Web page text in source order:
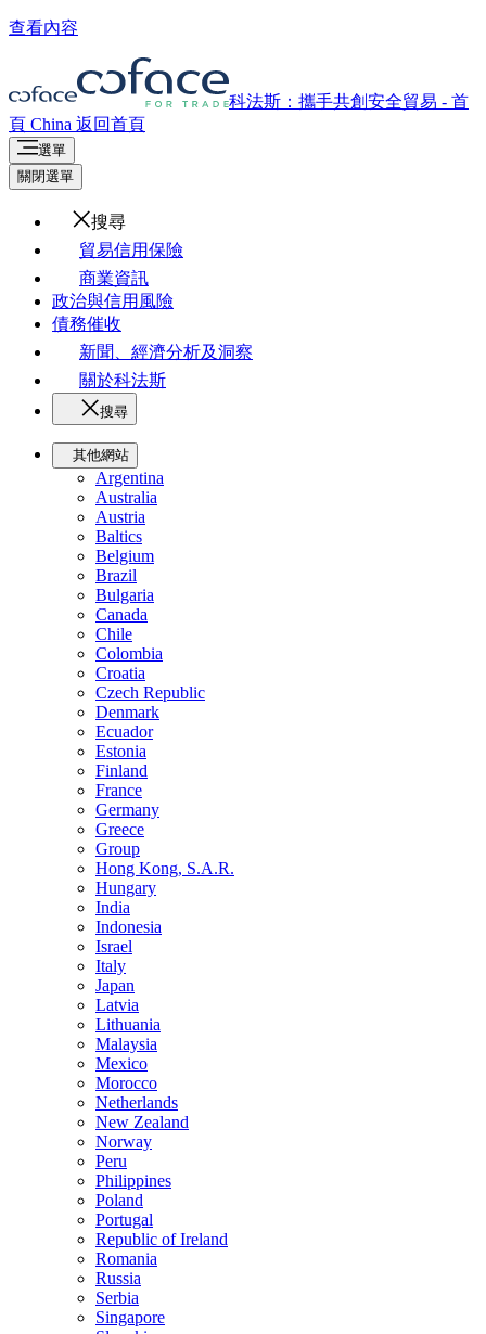
查看內容
科法斯：攜手共創安全貿易 - 首
頁 China 返回首頁
選單
關閉選單
搜尋
貿易信用保險
商業資訊
政治與信用風險
債務催收
新聞、經濟分析及洞察
關於科法斯
搜尋
其他網站
Argentina
Australia
Austria
Baltics
Belgium
Brazil
Bulgaria
Canada
Chile
Colombia
Croatia
Czech Republic
Denmark
Ecuador
Estonia
Finland
France
Germany
Greece
Group
Hong Kong, S.A.R.
Hungary
India
Indonesia
Israel
Italy
Japan
Latvia
Lithuania
Malaysia
Mexico
Morocco
Netherlands
New Zealand
Norway
Peru
Philippines
Poland
Portugal
Republic of Ireland
Romania
Russia
Serbia
Singapore